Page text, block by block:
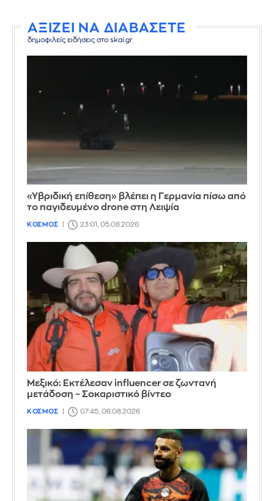
ΑΞΙΖΕΙ ΝΑ ΔΙΑΒΑΣΕΤΕ
δημοφιλείς ειδήσεις στο skai.gr
«Υβριδική επίθεση» βλέπει η Γερμανία πίσω από
το παγιδευμένο drone στη Λειψία
ΚΟΣΜΟΣ 23:01, 05.08.2026
Μεξικό: Εκτέλεσαν influencer σε ζωντανή
μετάδοση – Σοκαριστικό βίντεο
ΚΟΣΜΟΣ 07:45, 06.08.2026